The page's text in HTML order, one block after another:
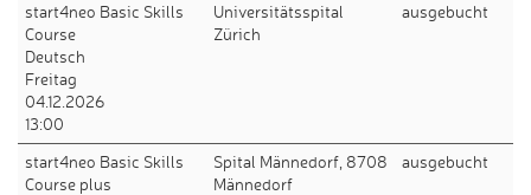
start4neo Basic Skills
Course
Deutsch
Freitag
04.12.2026
13:00
Universitätsspital
Zürich
ausgebucht
start4neo Basic Skills
Course plus
Spital Männedorf, 8708
Männedorf
ausgebucht